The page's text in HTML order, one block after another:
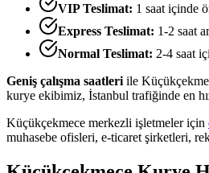
VIP Teslimat: 1 saat içinde
Express Teslimat: 1-2 saat
Normal Teslimat: 2-4 saat
Geniş çalışma saatleri ile
kurye ekibimiz, İstanbul trafiğinde en
Küçükçekmece merkezli işletmeler için
muhasebe ofisleri, e-ticaret şirketleri,